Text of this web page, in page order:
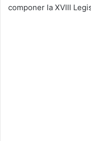
componer la XVIII